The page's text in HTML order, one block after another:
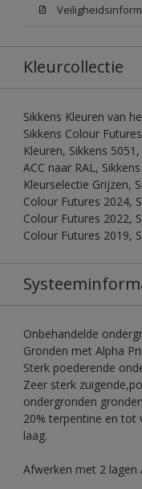
Kleurcollectie
Sikkens Kleuren van
Sikkens Colour
Kleuren, Sikkens
ACC naar RAL,
Kleurselectie Grijzen,
Colour Futures 2024,
Colour Futures 2022,
Colour Futures 2019,
Onbehandelde
Gronden met Alpha
Sterk poederende
Zeer sterk
ondergronden
20% terpentine en tot
laag.
Afwerken met 2 lagen